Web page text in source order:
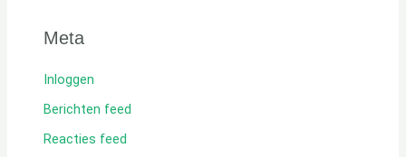
Meta
Inloggen
Berichten feed
Reacties feed